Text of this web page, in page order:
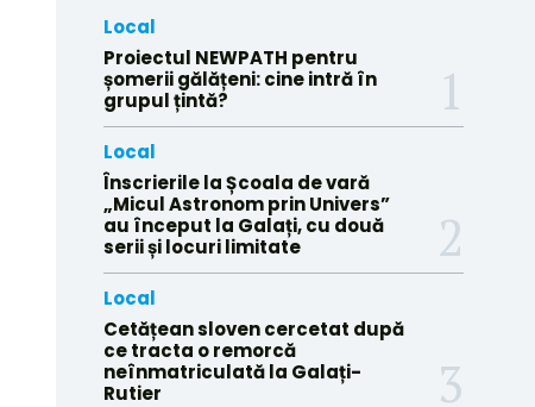
Local
Proiectul NEWPATH pentru
șomerii gălățeni: cine intră în
grupul țintă?
Local
Înscrierile la Școala de vară
„Micul Astronom prin Univers”
au început la Galați, cu două
serii și locuri limitate
Local
Cetățean sloven cercetat după
ce tracta o remorcă
neînmatriculată la Galați-
Rutier